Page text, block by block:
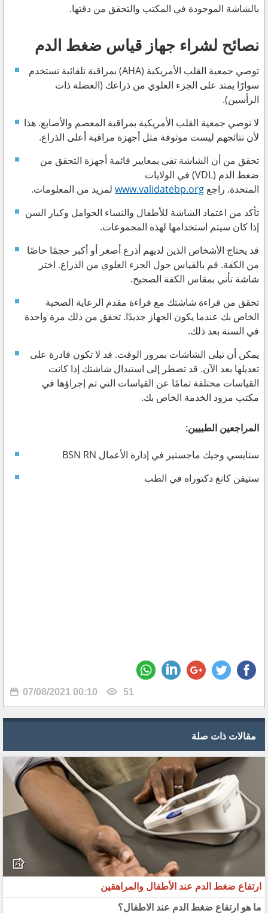
بالشاشة الموجودة في المكتب والتحقق من دقتها.
نصائح لشراء جهاز قياس ضغط الدم
توصي جمعية القلب الأمريكية (AHA) بمراقبة تلقائية تستخدم
سوارًا يمتد على الجزء العلوي من ذراعك (العضلة ذات
الرأسين).
لا توصي جمعية القلب الأمريكية بمراقبة المعصم والأصابع. هذا
لأن نتائجهم ليست موثوقة مثل أجهزة مراقبة أعلى الذراع.
تحقق من أن الشاشة تفي بمعايير قائمة أجهزة التحقق من
ضغط الدم (VDL) في الولايات
المتحدة. راجع www.validatebp.org لمزيد من المعلومات.
تأكد من اعتماد الشاشة للأطفال والنساء الحوامل وكبار السن
إذا كان سيتم استخدامها لهذه المجموعات.
قد يحتاج الأشخاص الذين لديهم أذرع أصغر أو أكبر حجمًا خاصًا
من الكفة. قم بالقياس حول الجزء العلوي من الذراع. اختر
شاشة تأتي بمقاس الكفة الصحيح.
تحقق من قراءة شاشتك مع قراءة مقدم الرعاية الصحية
الخاص بك عندما يكون الجهاز جديدًا. تحقق من ذلك مرة واحدة
في السنة بعد ذلك.
يمكن أن تبلى الشاشات بمرور الوقت. قد لا تكون قادرة على
تعديلها بعد الآن. قد تضطر إلى استبدال شاشتك إذا كانت
القياسات مختلفة تمامًا عن القياسات التي تم إجراؤها في
مكتب مزود الخدمة الخاص بك.
المراجعين الطبيين:
ستايسي وجيك ماجستير في إدارة الأعمال BSN RN
ستيفن كانغ دكتوراه في الطب
07/08/2021 00:10 51
مقالات ذات صلة
ارتفاع ضغط الدم عند الأطفال والمراهقين
ما هو ارتفاع ضغط الدم عند الاطفال؟